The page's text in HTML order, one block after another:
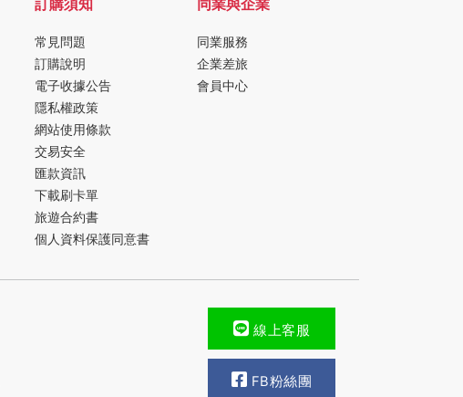
訂購須知
常見問題
訂購說明
電子收據公告
隱私權政策
網站使用條款
交易安全
匯款資訊
下載刷卡單
旅遊合約書
個人資料保護同意書
同業與企業
同業服務
企業差旅
會員中心
線上客服
FB粉絲團